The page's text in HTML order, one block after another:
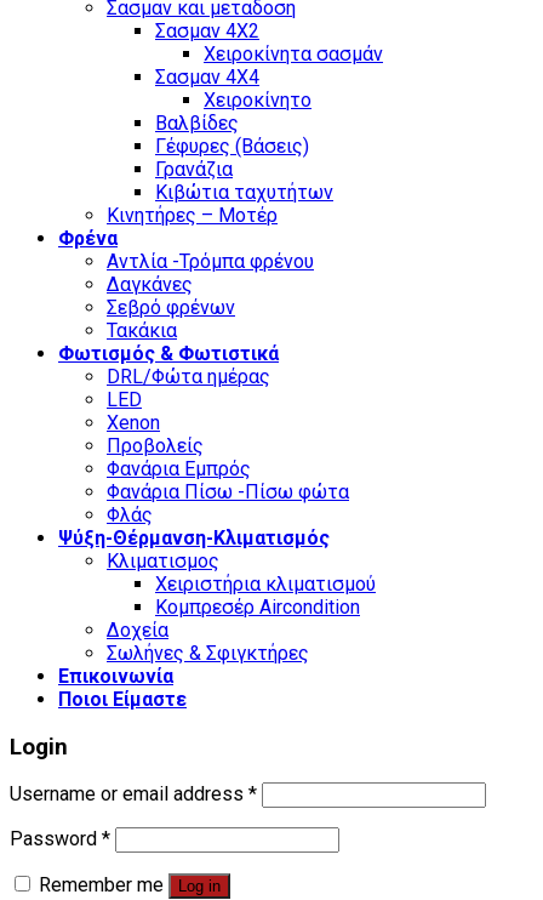
Σασμαν και μεταδοση
Σασμαν 4Χ2
Χειροκίνητα σασμάν
Σασμαν 4Χ4
Χειροκίνητο
Βαλβίδες
Γέφυρες (Βάσεις)
Γρανάζια
Κιβώτια ταχυτήτων
Κινητήρες – Μοτέρ
Φρένα
Αντλία -Τρόμπα φρένου
Δαγκάνες
Σεβρό φρένων
Τακάκια
Φωτισμός & Φωτιστικά
DRL/Φώτα ημέρας
LED
Xenon
Προβολείς
Φανάρια Εμπρός
Φανάρια Πίσω -Πίσω φώτα
Φλάς
Ψύξη-Θέρμανση-Κλιματισμός
Κλιματισμος
Χειριστήρια κλιματισμού
Κομπρεσέρ Aircondition
Δοχεία
Σωλήνες & Σφιγκτήρες
Επικοινωνία
Ποιοι Είμαστε
Login
Username or email address *
Password *
Remember me
Log in